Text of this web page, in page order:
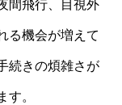
間飛行、目視外
る機会が増えて
続きの煩雑さが
す。